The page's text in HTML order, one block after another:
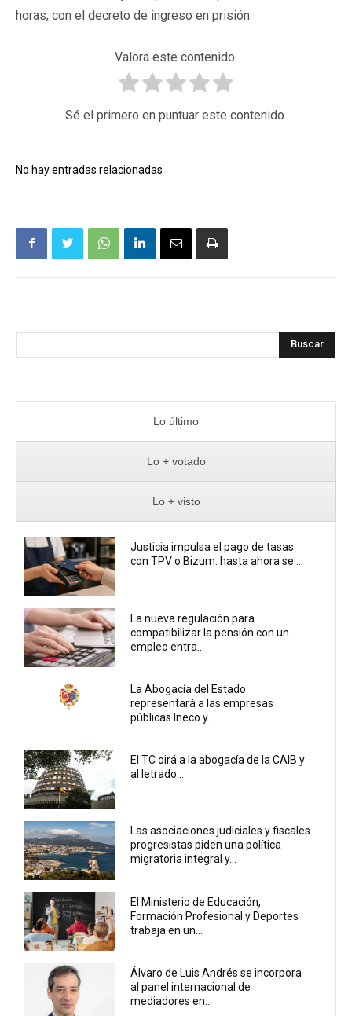
horas, con el decreto de ingreso en prisión.
Valora este contenido.
Sé el primero en puntuar este contenido.
No hay entradas relacionadas
Buscar
Lo último
Lo + votado
Lo + visto
Justicia impulsa el pago de tasas
con TPV o Bizum: hasta ahora se...
La nueva regulación para
compatibilizar la pensión con un
empleo entra...
La Abogacía del Estado
representará a las empresas
públicas Ineco y...
El TC oirá a la abogacía de la CAIB y
al letrado...
Las asociaciones judiciales y fiscales
progresistas piden una política
migratoria integral y...
El Ministerio de Educación,
Formación Profesional y Deportes
trabaja en un...
Álvaro de Luis Andrés se incorpora
al panel internacional de
mediadores en...